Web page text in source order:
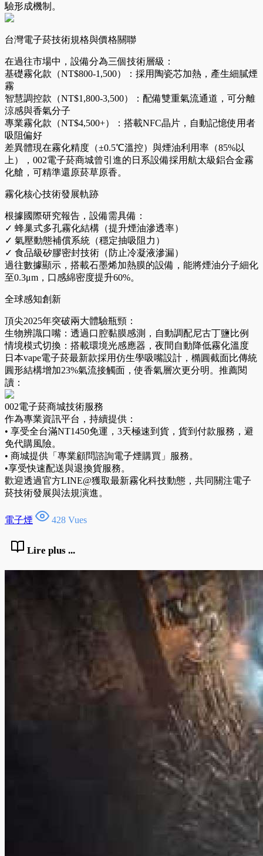
驗形成機制。
台灣電子菸技術規格與價格關聯
在過往市場中，​設備分為三個技術層級：
基礎霧化款（NT$800-1,500）：採用陶瓷芯加熱，產生細膩煙
霧
智慧調控款（NT$1,800-3,500）：配備雙重氣流通道，可分離
涼感與香氣分子
專業霧化款（NT$4,500+）：搭載NFC晶片，自動記憶使用者
吸阻偏好
差異體現在霧化精度（±0.5℃溫控）與煙油利用率（85%以
上），002電子菸商城曾引進的日系設備採用航太級鋁合金霧
化艙，可精準還原菸草原香。
霧化核心技術發展軌跡
根據國際研究報告，​設備需具備：
✓ 蜂巢式多孔霧化結構（提升煙油滲透率）
✓ 氣壓動態補償系統（穩定抽吸阻力）
✓ 食品級矽膠密封技術（防止冷凝液滲漏）
過往數據顯示，搭載石墨烯加熱膜的設備，能將煙油分子細化
至0.3μm，口感綿密度提升60%。
全球感知創新
頂尖2025年突破兩大體驗瓶頸：
生物辨識口嘴：透過口腔黏膜感測，自動調配尼古丁鹽比例
情境模式切換：搭載環境光感應器，夜間自動降低霧化溫度
日本vape電子菸最新款採用仿生學吸嘴設計，橢圓截面比傳統
圓形結構增加23%氣流接觸面，使香氣層次更分明。推薦閱
讀：
002電子菸商城技術服務
作為專業資訊平台，持續提供：
• 享受全台滿NT1450免運，3天極速到貨，貨到付款服務，避
免代購風險。
• 商城提供「專業顧問諮詢電子煙購買」服務。
•享受快速配送與退換貨服務。
歡迎透過官方LINE@獲取最新霧化科技動態，共同關注電子
菸技術發展與法規演進。
電子煙 428 Vues
Lire plus ...